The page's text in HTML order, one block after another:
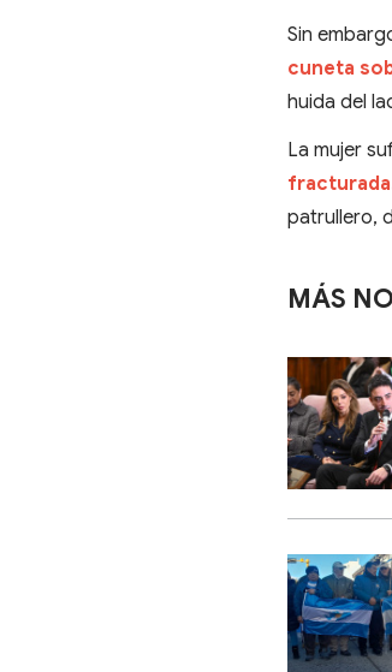
Sin
cuneta
huida del
La mujer
patrullero,
MÁS